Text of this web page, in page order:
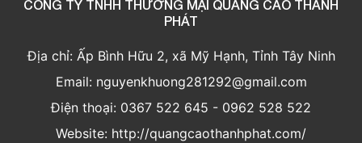
CÔNG TY TNHH THƯƠNG MẠI QUẢNG CÁO THÀNH
PHÁT
Địa chỉ: Ấp Bình Hữu 2, xã Mỹ Hạnh, Tỉnh Tây Ninh
Email: nguyenkhuong281292@gmail.com
Điện thoại: 0367 522 645 - 0962 528 522
Website: http://quangcaothanhphat.com/